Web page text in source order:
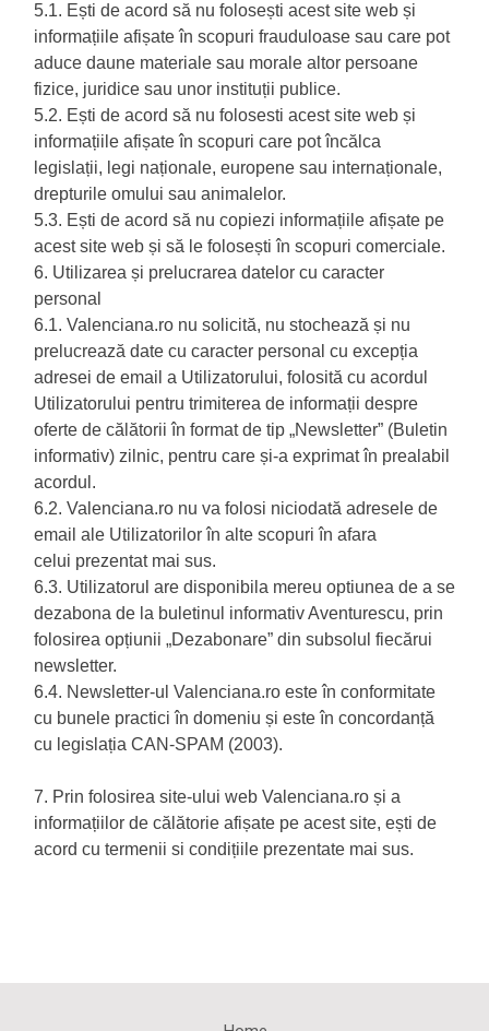
5.1. Ești de acord să nu folosești acest site web și
informațiile afișate în scopuri frauduloase sau care pot
aduce daune materiale sau morale altor persoane
fizice, juridice sau unor instituții publice.
5.2. Ești de acord să nu folosesti acest site web și
informațiile afișate în scopuri care pot încălca
legislații, legi naționale, europene sau internaționale,
drepturile omului sau animalelor.
5.3. Ești de acord să nu copiezi informațiile afișate pe
acest site web și să le folosești în scopuri comerciale.
6. Utilizarea și prelucrarea datelor cu caracter
personal
6.1. Valenciana.ro nu solicită, nu stochează și nu
prelucrează date cu caracter personal cu excepția
adresei de email a Utilizatorului, folosită cu acordul
Utilizatorului pentru trimiterea de informații despre
oferte de călătorii în format de tip „Newsletter” (Buletin
informativ) zilnic, pentru care și-a exprimat în prealabil
acordul.
6.2. Valenciana.ro nu va folosi niciodată adresele de
email ale Utilizatorilor în alte scopuri în afara
celui prezentat mai sus.
6.3. Utilizatorul are disponibila mereu optiunea de a se
dezabona de la buletinul informativ Aventurescu, prin
folosirea opțiunii „Dezabonare” din subsolul fiecărui
newsletter.
6.4. Newsletter-ul Valenciana.ro este în conformitate
cu bunele practici în domeniu și este în concordanță
cu legislația CAN-SPAM (2003).
7. Prin folosirea site-ului web Valenciana.ro și a
informațiilor de călătorie afișate pe acest site, ești de
acord cu termenii si condițiile prezentate mai sus.